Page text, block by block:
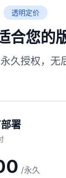
透明定价
合您的
久授权，无
署
/永久